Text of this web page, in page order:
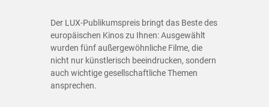
Der LUX-Publikumspreis bringt das Beste des
europäischen Kinos zu Ihnen: Ausgewählt
wurden fünf außergewöhnliche Filme, die
nicht nur künstlerisch beeindrucken, sondern
auch wichtige gesellschaftliche Themen
ansprechen.